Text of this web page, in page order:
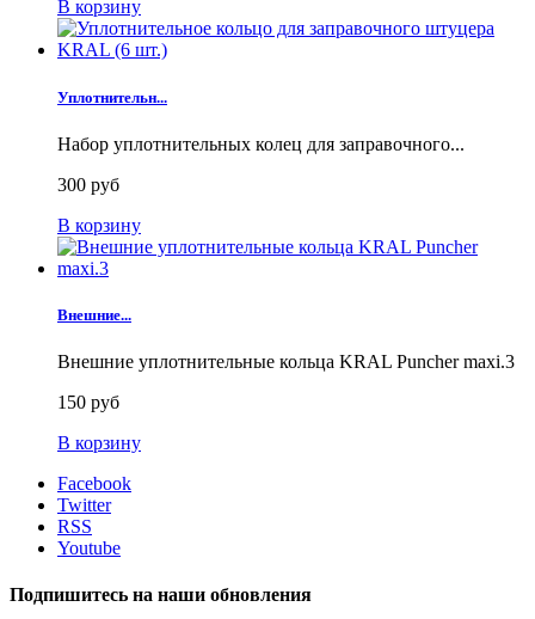
В корзину
Уплотнительн...
Набор уплотнительных колец для заправочного...
300 руб
В корзину
Внешние...
Внешние уплотнительные кольца KRAL Puncher maxi.3
150 руб
В корзину
Facebook
Twitter
RSS
Youtube
Подпишитесь на наши обновления